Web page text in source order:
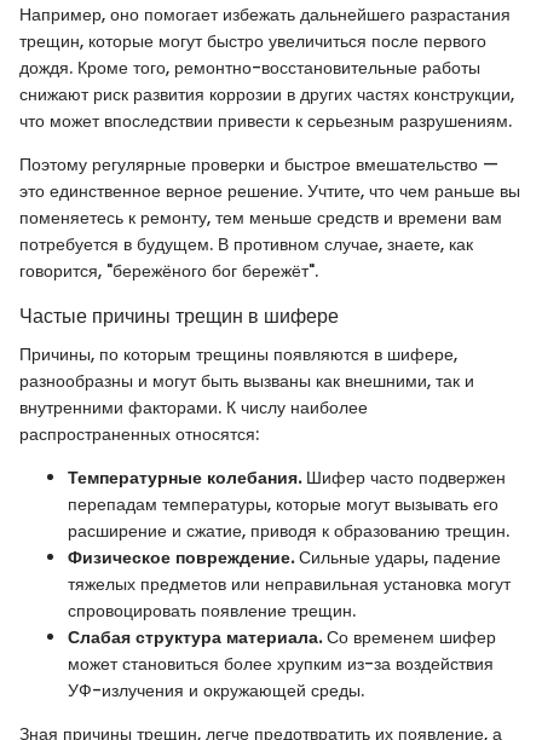
Например, оно помогает избежать дальнейшего разрастания
трещин, которые могут быстро увеличиться после первого
дождя. Кроме того, ремонтно-восстановительные работы
снижают риск развития коррозии в других частях конструкции,
что может впоследствии привести к серьезным разрушениям.
Поэтому регулярные проверки и быстрое вмешательство —
это единственное верное решение. Учтите, что чем раньше вы
поменяетесь к ремонту, тем меньше средств и времени вам
потребуется в будущем. В противном случае, знаете, как
говорится, "бережёного бог бережёт".
Частые причины трещин в шифере
Причины, по которым трещины появляются в шифере,
разнообразны и могут быть вызваны как внешними, так и
внутренними факторами. К числу наиболее
распространенных относятся:
Температурные колебания.Шифер часто подвержен
перепадам температуры, которые могут вызывать его
расширение и сжатие, приводя к образованию трещин.
Физическое повреждение.Сильные удары, падение
тяжелых предметов или неправильная установка могут
спровоцировать появление трещин.
Слабая структура материала.Со временем шифер
может становиться более хрупким из-за воздействия
УФ-излучения и окружающей среды.
Зная причины трещин, легче предотвратить их появление, а